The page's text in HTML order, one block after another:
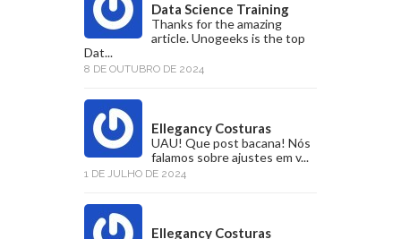
Data Science Training
Thanks for the amazing
article. Unogeeks is the top
Dat...
8 DE OUTUBRO DE 2024
Ellegancy Costuras
UAU! Que post bacana! Nós
falamos sobre ajustes em v...
1 DE JULHO DE 2024
Ellegancy Costuras